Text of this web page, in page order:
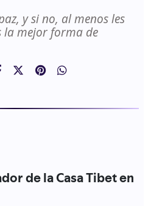
y si no, al menos les
la mejor forma de
de la Casa Tibet en